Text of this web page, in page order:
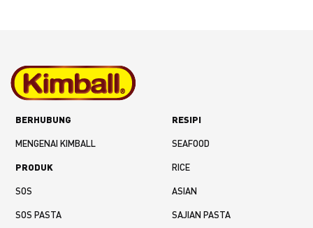
BERHUBUNG
MENGENAI KIMBALL
PRODUK
SOS
SOS PASTA
RESIPI
SEAFOOD
RICE
ASIAN
SAJIAN PASTA